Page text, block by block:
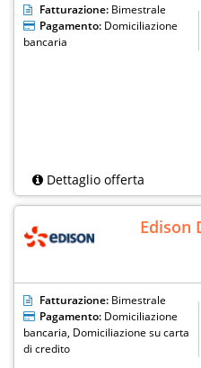
Fatturazione: Bimestrale
Pagamento: Domiciliazione
bancaria
Dettaglio offerta
Edison
Fatturazione: Bimestrale
Pagamento: Domiciliazione
bancaria, Domiciliazione su carta
di credito